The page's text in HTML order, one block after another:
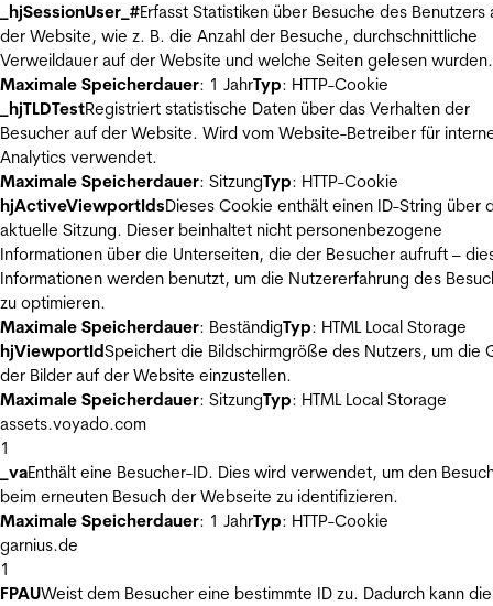
_hjSessionUser_#Erfasst Statistiken über Besuche des Benutzers
der Website, wie z. B. die Anzahl der Besuche, durchschnittliche
Verweildauer auf der Website und welche Seiten gelesen wurden.
Maximale Speicherdauer: 1 JahrTyp: HTTP-Cookie
_hjTLDTestRegistriert statistische Daten über das Verhalten der
Besucher auf der Website. Wird vom Website-Betreiber für
Analytics verwendet.
Maximale Speicherdauer: SitzungTyp: HTTP-Cookie
hjActiveViewportIdsDieses Cookie enthält einen ID-String über
aktuelle Sitzung. Dieser beinhaltet nicht personenbezogene
Informationen über die Unterseiten, die der Besucher aufruft –
Informationen werden benutzt, um die Nutzererfahrung des
zu optimieren.
Maximale Speicherdauer: BeständigTyp: HTML Local Storage
hjViewportIdSpeichert die Bildschirmgröße des Nutzers, um die
der Bilder auf der Website einzustellen.
Maximale Speicherdauer: SitzungTyp: HTML Local Storage
assets.voyado.com
1
_vaEnthält eine Besucher-ID. Dies wird verwendet, um den
beim erneuten Besuch der Webseite zu identifizieren.
Maximale Speicherdauer: 1 JahrTyp: HTTP-Cookie
garnius.de
1
FPAUWeist dem Besucher eine bestimmte ID zu. Dadurch kann die